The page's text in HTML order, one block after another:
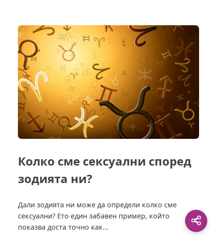
Колко сме сексуални според
зодията ни?
Дали зодията ни може да определи колко сме
сексуални? Ето един забавен пример, който
показва доста точно как...